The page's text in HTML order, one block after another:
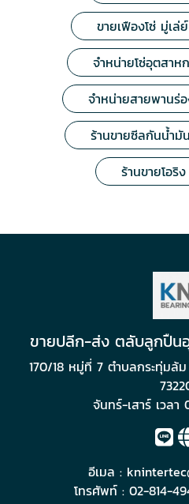
ขายเฟืองโซ่ มู่เล่
จำหน่ายโซ่อุตสา
จำหน่ายสายพานร่
ร้านขายซีลกันน้ำมั
ร้านขายโอริ
ขายปลีก-ส่ง ตลับลูกปืน
170/18 หมู่ที่ 7 ตำบลกระทุ่มล้
จันทร์-เสาร์ เวลา
อีเมล :
โทรศัพท์ : 02-814-